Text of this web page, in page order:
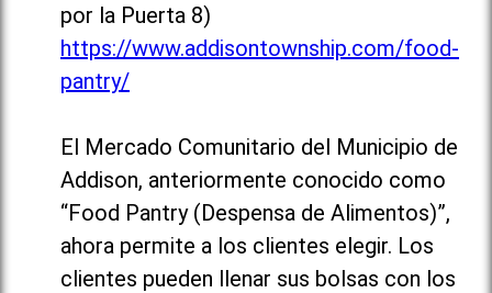
por la Puerta 8)
https://www.addisontownship.com/food-
pantry/
El Mercado Comunitario del Municipio de
Addison, anteriormente conocido como
“Food Pantry (Despensa de Alimentos)”,
ahora permite a los clientes elegir. Los
clientes pueden llenar sus bolsas con los